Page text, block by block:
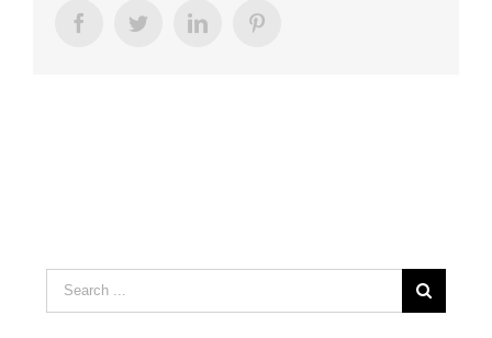
FacebookTwitterLinkedIn
Search